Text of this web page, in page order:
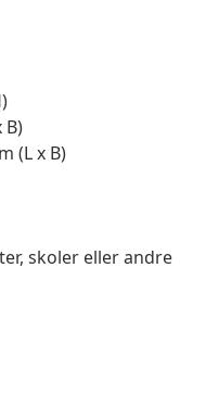
B)
(L x B)
skoler eller andre